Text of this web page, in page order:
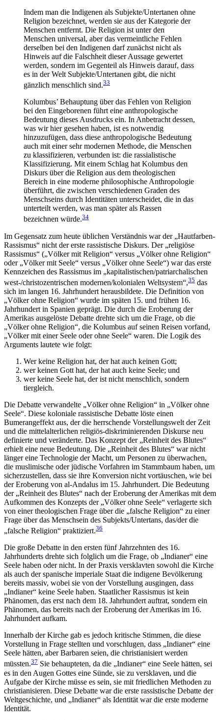
Indem man die Indigenen als Subjekte/Untertanen ohne
Religion bezeichnet, werden sie aus der Kategorie der
Menschen entfernt. Die Religion ist unter den
Menschen universal, aber das vermeintliche Fehlen
derselben bei den Indigenen darf zunächst nicht als
Hinweis auf die Falschheit dieser Aussage gewertet
werden, sondern im Gegenteil als Hinweis darauf, dass
es in der Welt Subjekte/Untertanen gibt, die nicht
gänzlich menschlich sind.33
Kolumbus’ Behauptung über das Fehlen von Religion
bei den Eingeborenen führt eine anthropologische
Bedeutung dieses Ausdrucks ein. In Anbetracht dessen,
was wir hier gesehen haben, ist es notwendig
hinzuzufügen, dass diese anthropologische Bedeutung
auch mit einer sehr modernen Methode, die Menschen
zu klassifizieren, verbunden ist: die rassialistische
Klassifizierung. Mit einem Schlag hat Kolumbus den
Diskurs über die Religion aus dem theologischen
Bereich in eine moderne philosophische Anthropologie
überführt, die zwischen verschiedenen Graden des
Menschseins durch Identitäten unterscheidet, die in das
unterteilt werden, was man später als Rassen
bezeichnen würde.34
Im Gegensatz zum heute üblichen Verständnis war der „Hautfarben-
Rassismus“ nicht der erste rassistische Diskurs. Der „religiöse
Rassismus“ („Völker mit Religion“ versus „Völker ohne Religion“
oder „Völker mit Seele“ versus „Völker ohne Seele“) war das erste
Kennzeichen des Rassismus im „kapitalistischen/patriarchalischen
west-/christozentrischen modernen/kolonialen Weltsystem“,35 das
sich im langen 16. Jahrhundert herausbildete. Die Definition von
„Völker ohne Religion“ wurde im späten 15. und frühen 16.
Jahrhundert in Spanien geprägt. Die durch die Eroberung der
Amerikas ausgelöste Debatte drehte sich um die Frage, ob die
„Völker ohne Religion“, die Kolumbus auf seinen Reisen vorfand,
„Völker mit einer Seele oder ohne Seele“ waren. Die Logik des
Arguments lautete wie folgt:
Wer keine Religion hat, der hat auch keinen Gott;
wer keinen Gott hat, der hat auch keine Seele; und
wer keine Seele hat, der ist nicht menschlich, sondern
tiergleich.
Die Debatte verwandelte „Völker ohne Religion“ in „Völker ohne
Seele“. Diese koloniale rassistische Debatte löste einen
Bumerangeffekt aus, der die herrschende Vorstellungswelt der Zeit
und die mittelalterlichen religiös-diskriminierenden Diskurse neu
definierte und veränderte. Das Konzept der „Reinheit des Blutes“
erhielt eine neue Bedeutung. Die „Reinheit des Blutes“ war nicht
länger eine Technologie der Macht, um Personen zu überwachen,
die muslimische oder jüdische Vorfahren im Stammbaum haben, um
sicherzustellen, dass sie ihre Konversion nicht vortäuschen, wie bei
der Eroberung von al-Andalus im 15. Jahrhundert. Die Bedeutung
der „Reinheit des Blutes“ nach der Eroberung der Amerikas mit dem
Aufkommen des Konzepts der „Völker ohne Seele“ verlagerte sich
von einer theologischen Frage über die „falsche Religion“ zu einer
Frage über das Menschsein des Subjekts/Untertans, das/der die
„falsche Religion“ praktiziert.36
Die große Debatte in den ersten fünf Jahrzehnten des 16.
Jahrhunderts drehte sich folglich um die Frage, ob „Indianer“ eine
Seele haben oder nicht. In der Praxis versklavten sowohl die Kirche
als auch der spanische imperiale Staat die indigene Bevölkerung
bereits massiv, wobei sie von der Vorstellung ausgingen, dass
„Indianer“ keine Seele haben. Staatlicher Rassismus ist kein
Phänomen, das erst nach dem 18. Jahrhundert auftrat, sondern ein
Phänomen, das bereits nach der Eroberung der Amerikas im 16.
Jahrhundert aufkam.
Innerhalb der Kirche gab es jedoch kritische Stimmen, die diese
Vorstellung in Frage stellten und vorschlugen, dass „Indianer“ eine
Seele hätten, aber Barbaren seien, die christianisiert werden
müssten.37 Sie behaupteten, da die „Indianer“ eine Seele hätten, sei
es in den Augen Gottes eine Sünde, sie zu versklaven, und die
Aufgabe der Kirche müsse es sein, sie mit friedlichen Methoden zu
christianisieren. Diese Debatte war die erste rassistische Debatte der
Weltgeschichte, und „Indianer“ als Identität war die erste moderne
Identität.